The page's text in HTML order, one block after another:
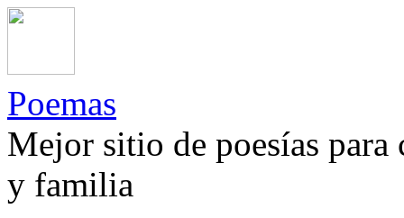
Poemas
Mejor sitio de poesías
y familia